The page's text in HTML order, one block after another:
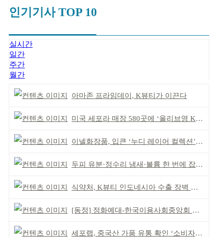
인기기사 TOP 10
실시간
일간
주간
월간
아마존 프라임데이, K뷰티가 이끈다
미국 세포라 매장 580곳에 ‘올리브영 K뷰티에딧’ 론칭
이넬화장품, 입큰 ‘누디 레이어 컬렉션’ 출시
두피 유분·정수리 냄새·볼륨 한 번에 잡는다
식약처, K뷰티 인도네시아 수출 장벽 완화 성과
[동정] 정화예대-한국이용사회중앙회 업무협약
세포랩, 중국산 가품 유통 확인 ‘소비자 주의’ 당부